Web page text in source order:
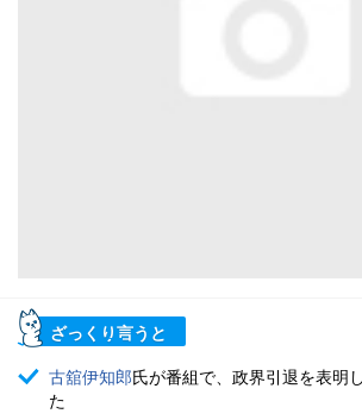
ざっくり言うと
古舘伊知郎氏が番組で、政界引退を表明
た